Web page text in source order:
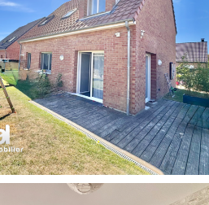
Buy
Recruitment
News
Guides